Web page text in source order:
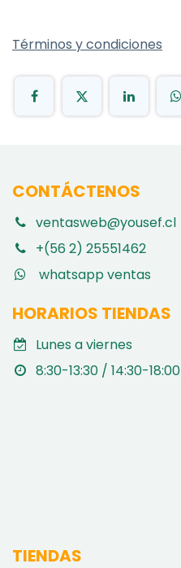
Términos y condiciones
CONTÁCTENOS
ventasweb@yousef.cl
+(56 2) 25551462
whatsapp ventas
HORARIOS TIENDAS
Lunes a viernes
8:30-13:30 / 14:30-18:00
TIENDAS